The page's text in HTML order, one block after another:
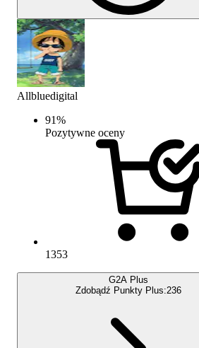
Allbluedigital
91%
Pozytywne oceny
1353
G2A Plus
Zdobądź Punkty Plus:236